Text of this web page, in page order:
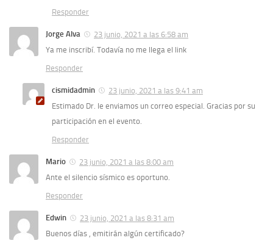
Responder
Jorge Alva
23 junio, 2021 a las 6:58 am
Ya me inscribí. Todavía no me llega el link
Responder
cismidadmin
23 junio, 2021 a las 9:41 am
Estimado Dr. le enviamos un correo especial. Gracias por su
participación en el evento.
Responder
Mario
23 junio, 2021 a las 8:00 am
Ante el silencio sísmico es oportuno.
Responder
Edwin
23 junio, 2021 a las 8:31 am
Buenos días , emitirán algún certificado?